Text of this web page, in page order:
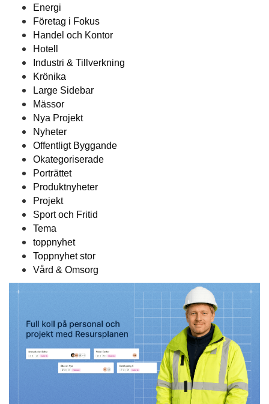
Energi
Företag i Fokus
Handel och Kontor
Hotell
Industri & Tillverkning
Krönika
Large Sidebar
Mässor
Nya Projekt
Nyheter
Offentligt Byggande
Okategoriserade
Porträttet
Produktnyheter
Projekt
Sport och Fritid
Tema
toppnyhet
Toppnyhet stor
Vård & Omsorg